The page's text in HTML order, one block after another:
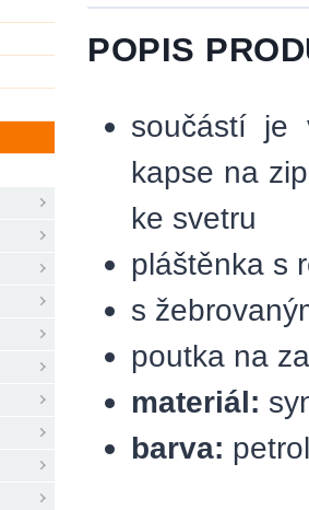
POPIS
součástí je
kapse na
ke svetru
pláštěnka s
s
poutka na
materiál:
barva: